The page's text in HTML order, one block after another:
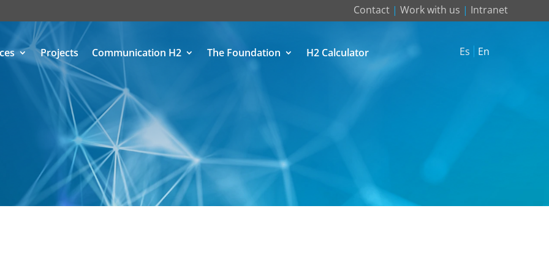
Contact| Work with us | Intranet
Projects Communication H2 The Foundation H2 Calculator Es En